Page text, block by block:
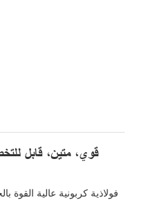
قوي، متين، قابل